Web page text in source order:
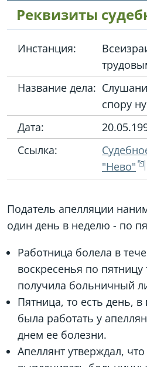
Реквизиты
Инстанция:
Название дела:
спору
Дата:
Ссылка:
"Нево"
Податель апелляции
один день в неделю - по
Работница болела в
воскресенья по
получила больничный
Пятница, то есть день,
была работать у
днем ее болезни.
Апеллянт утверждал,